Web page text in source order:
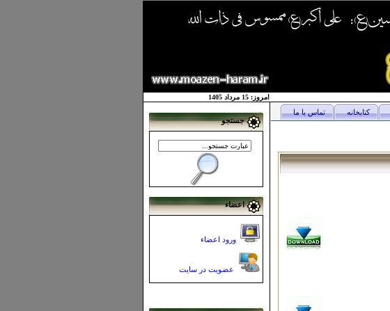
امروز: 15 مرداد 1405
جستجو
اعضاء
ورود اعضاء
عضویت در سایت
کتابخانه تماس با ما